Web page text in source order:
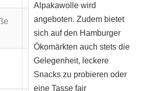
Mo + Do: 09:00 – 14:00
Uhr
Di, Do + Sa: 09:00 – 13:00
Uhr
Alpakawolle wird
angeboten. Zudem bietet
sich auf den Hamburger
Ökomärkten auch stets die
Gelegenheit, leckere
Snacks zu probieren oder
eine Tasse fair